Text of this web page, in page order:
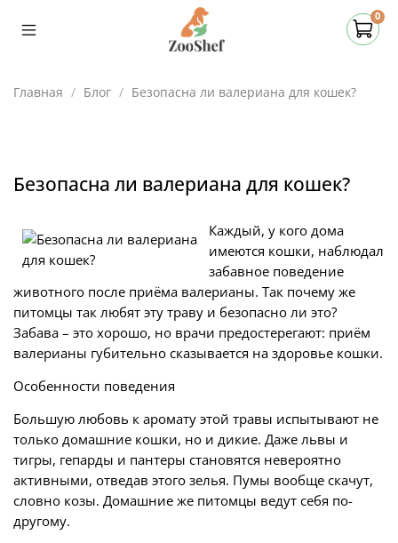
0
Главная Блог Безопасна ли валериана для кошек?
Безопасна ли валериана для кошек?
Каждый, у кого дома
имеются кошки, наблюдал
забавное поведение
животного после приёма валерианы. Так почему же
питомцы так любят эту траву и безопасно ли это?
Забава – это хорошо, но врачи предостерегают: приём
валерианы губительно сказывается на здоровье кошки.
Особенности поведения
Большую любовь к аромату этой травы испытывают не
только домашние кошки, но и дикие. Даже львы и
тигры, гепарды и пантеры становятся невероятно
активными, отведав этого зелья. Пумы вообще скачут,
словно козы. Домашние же питомцы ведут себя по-
другому.